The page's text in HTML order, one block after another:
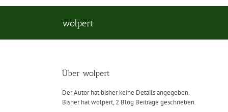
wolpert
Über wolpert
Der Autor hat bisher keine Details angegeben.
Bisher hat wolpert, 2 Blog Beiträge geschrieben.